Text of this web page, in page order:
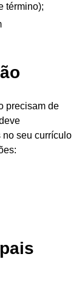
término);
precisam de
seu currículo